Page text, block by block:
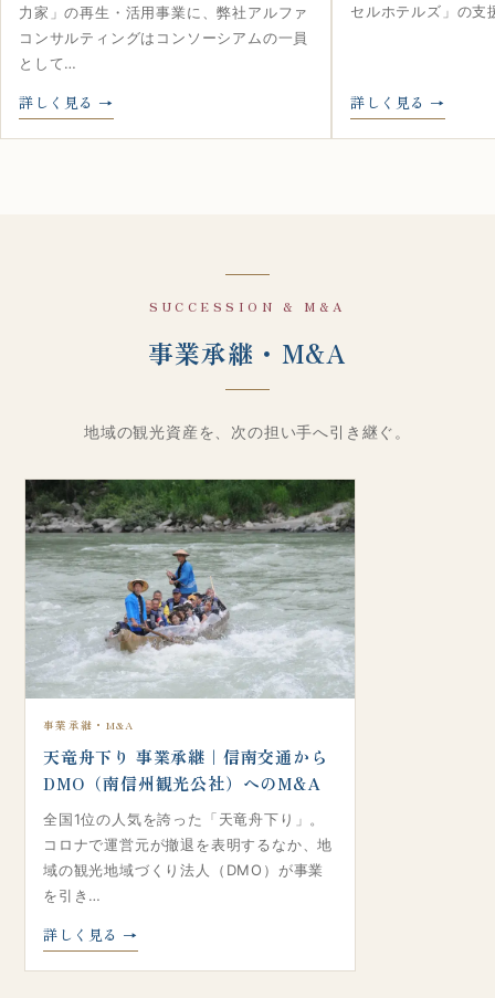
力家」の再生・活用事業に、弊社アルファ
コンサルティングはコンソーシアムの一員
として…
詳しく見る
セルホテルズ」の
詳しく見る
SUCCESSION & M&A
事業承継・M&A
地域の観光資産を、次の担い手へ引き継ぐ。
事業承継・M&A
天竜舟下り 事業承継｜信南交通から
DMO（南信州観光公社）へのM&A
全国1位の人気を誇った「天竜舟下り」。
コロナで運営元が撤退を表明するなか、地
域の観光地域づくり法人（DMO）が事業
を引き…
詳しく見る